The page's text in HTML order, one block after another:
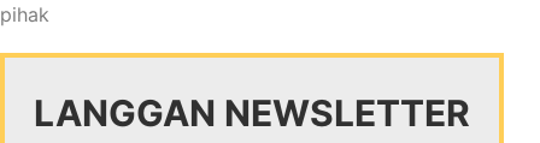
pihak
LANGGAN NEWSLETTER